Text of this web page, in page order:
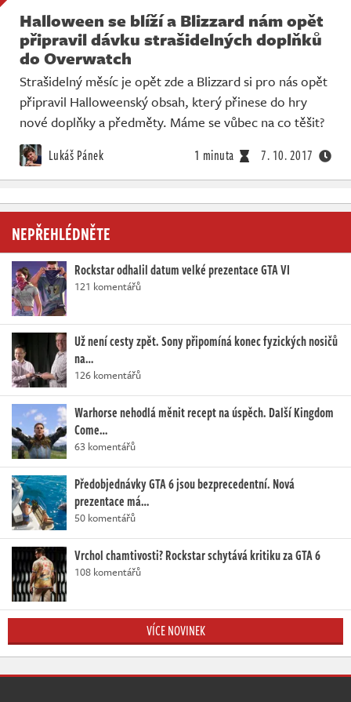
Halloween se blíží a Blizzard nám opět
připravil dávku strašidelných doplňků
do Overwatch
Strašidelný měsíc je opět zde a Blizzard si pro nás opět
připravil Halloweenský obsah, který přinese do hry
nové doplňky a předměty. Máme se vůbec na co těšit?
Lukáš Pánek 1 minuta 7. 10. 2017
NEPŘEHLÉDNĚTE
Rockstar odhalil datum velké prezentace GTA VI
121 komentářů
Už není cesty zpět. Sony připomíná konec fyzických nosičů
na…
126 komentářů
Warhorse nehodlá měnit recept na úspěch. Další Kingdom
Come…
63 komentářů
Předobjednávky GTA 6 jsou bezprecedentní. Nová
prezentace má…
50 komentářů
Vrchol chamtivosti? Rockstar schytává kritiku za GTA 6
108 komentářů
VÍCE NOVINEK